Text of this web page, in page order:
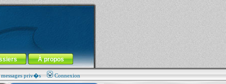
À propos
priv�s Connexion